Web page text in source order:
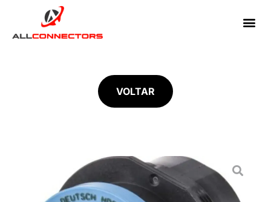
VOLTAR